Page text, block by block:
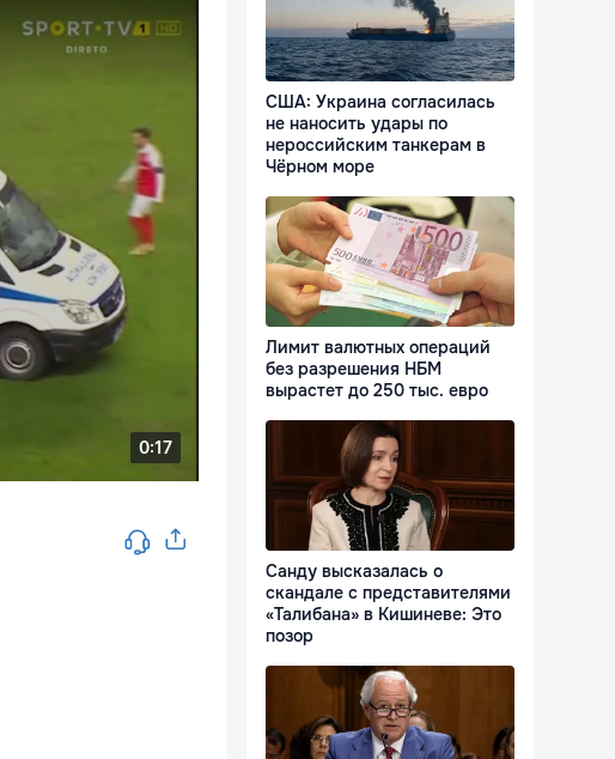
США: Украина согласилась
не наносить удары по
нероссийским танкерам в
Чёрном море
Лимит валютных операций
без разрешения НБМ
вырастет до 250 тыс. евро
Санду высказалась о
скандале с представителями
«Талибана» в Кишиневе: Это
позор